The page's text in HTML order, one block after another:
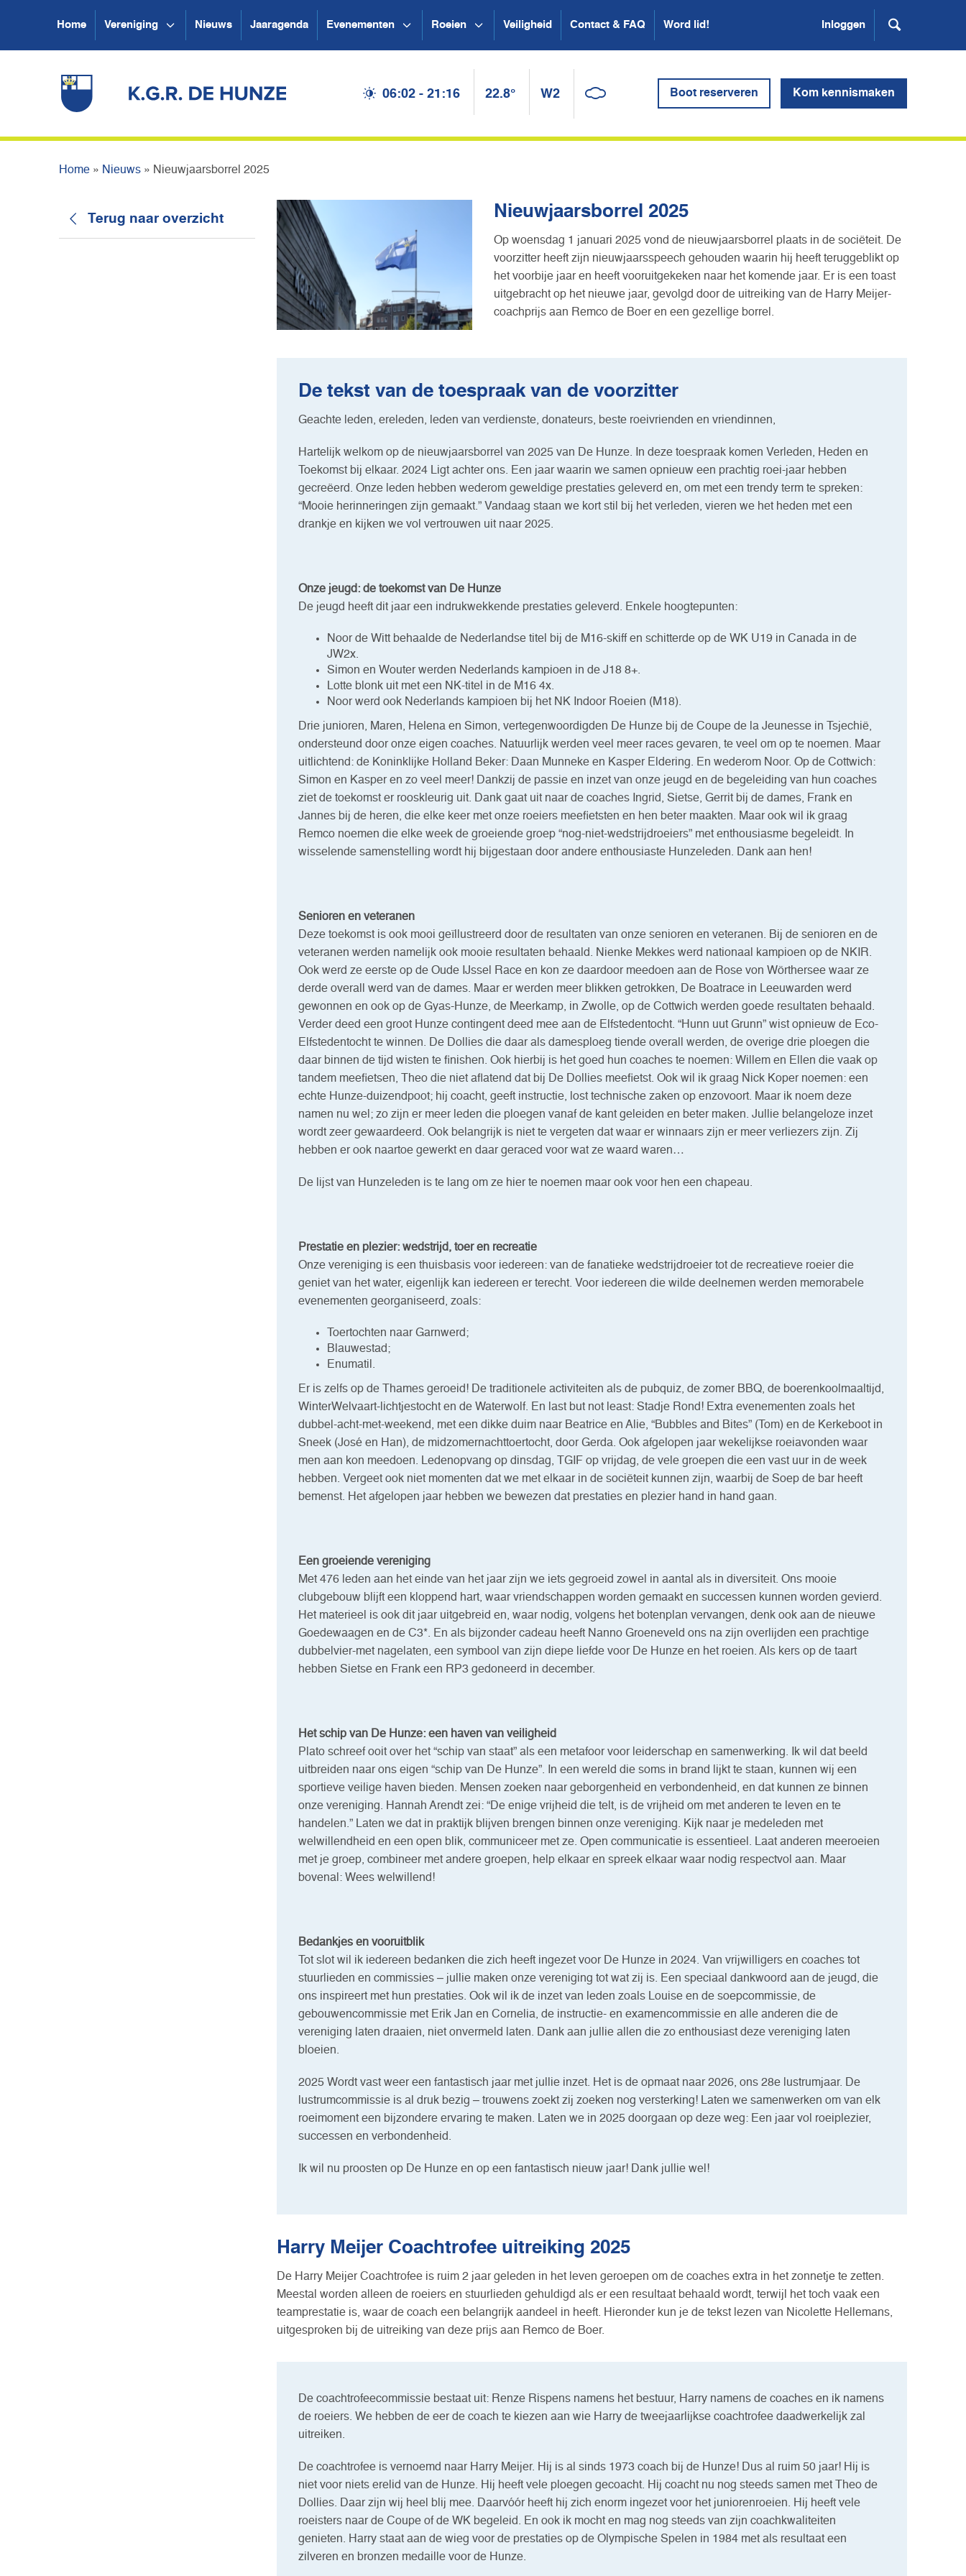
Home Vereniging Nieuws Jaaragenda Evenementen Roeien Veiligheid Contact & FAQ Word lid! Inloggen
06:02 - 21:16 22.8° W2 Boot reserveren Kom kennismaken
Home » Nieuws » Nieuwjaarsborrel 2025
Terug naar overzicht Nieuwjaarsborrel 2025
Op woensdag 1 januari 2025 vond de nieuwjaarsborrel plaats in de sociëteit. De
voorzitter heeft zijn nieuwjaarsspeech gehouden waarin hij heeft teruggeblikt op
het voorbije jaar en heeft vooruitgekeken naar het komende jaar. Er is een toast
uitgebracht op het nieuwe jaar, gevolgd door de uitreiking van de Harry Meijer-
coachprijs aan Remco de Boer en een gezellige borrel.
De tekst van de toespraak van de voorzitter
Geachte leden, ereleden, leden van verdienste, donateurs, beste roeivrienden en vriendinnen,
Hartelijk welkom op de nieuwjaarsborrel van 2025 van De Hunze. In deze toespraak komen Verleden, Heden en
Toekomst bij elkaar. 2024 Ligt achter ons. Een jaar waarin we samen opnieuw een prachtig roei-jaar hebben
gecreëerd. Onze leden hebben wederom geweldige prestaties geleverd en, om met een trendy term te spreken:
“Mooie herinneringen zijn gemaakt.” Vandaag staan we kort stil bij het verleden, vieren we het heden met een
drankje en kijken we vol vertrouwen uit naar 2025.
Onze jeugd: de toekomst van De Hunze
De jeugd heeft dit jaar een indrukwekkende prestaties geleverd. Enkele hoogtepunten:
Noor de Witt behaalde de Nederlandse titel bij de M16-skiff en schitterde op de WK U19 in Canada in de
JW2x.
Simon en Wouter werden Nederlands kampioen in de J18 8+.
Lotte blonk uit met een NK-titel in de M16 4x.
Noor werd ook Nederlands kampioen bij het NK Indoor Roeien (M18).
Drie junioren, Maren, Helena en Simon, vertegenwoordigden De Hunze bij de Coupe de la Jeunesse in Tsjechië,
ondersteund door onze eigen coaches. Natuurlijk werden veel meer races gevaren, te veel om op te noemen. Maar
uitlichtend: de Koninklijke Holland Beker: Daan Munneke en Kasper Eldering. En wederom Noor. Op de Cottwich:
Simon en Kasper en zo veel meer! Dankzij de passie en inzet van onze jeugd en de begeleiding van hun coaches
ziet de toekomst er rooskleurig uit. Dank gaat uit naar de coaches Ingrid, Sietse, Gerrit bij de dames, Frank en
Jannes bij de heren, die elke keer met onze roeiers meefietsten en hen beter maakten. Maar ook wil ik graag
Remco noemen die elke week de groeiende groep “nog-niet-wedstrijdroeiers” met enthousiasme begeleidt. In
wisselende samenstelling wordt hij bijgestaan door andere enthousiaste Hunzeleden. Dank aan hen!
Senioren en veteranen
Deze toekomst is ook mooi geïllustreerd door de resultaten van onze senioren en veteranen. Bij de senioren en de
veteranen werden namelijk ook mooie resultaten behaald. Nienke Mekkes werd nationaal kampioen op de NKIR.
Ook werd ze eerste op de Oude IJssel Race en kon ze daardoor meedoen aan de Rose von Wörthersee waar ze
derde overall werd van de dames. Maar er werden meer blikken getrokken, De Boatrace in Leeuwarden werd
gewonnen en ook op de Gyas-Hunze, de Meerkamp, in Zwolle, op de Cottwich werden goede resultaten behaald.
Verder deed een groot Hunze contingent deed mee aan de Elfstedentocht. “Hunn uut Grunn” wist opnieuw de Eco-
Elfstedentocht te winnen. De Dollies die daar als damesploeg tiende overall werden, de overige drie ploegen die
daar binnen de tijd wisten te finishen. Ook hierbij is het goed hun coaches te noemen: Willem en Ellen die vaak op
tandem meefietsen, Theo die niet aflatend dat bij De Dollies meefietst. Ook wil ik graag Nick Koper noemen: een
echte Hunze-duizendpoot; hij coacht, geeft instructie, lost technische zaken op enzovoort. Maar ik noem deze
namen nu wel; zo zijn er meer leden die ploegen vanaf de kant geleiden en beter maken. Jullie belangeloze inzet
wordt zeer gewaardeerd. Ook belangrijk is niet te vergeten dat waar er winnaars zijn er meer verliezers zijn. Zij
hebben er ook naartoe gewerkt en daar geraced voor wat ze waard waren…
De lijst van Hunzeleden is te lang om ze hier te noemen maar ook voor hen een chapeau.
Prestatie en plezier: wedstrijd, toer en recreatie
Onze vereniging is een thuisbasis voor iedereen: van de fanatieke wedstrijdroeier tot de recreatieve roeier die
geniet van het water, eigenlijk kan iedereen er terecht. Voor iedereen die wilde deelnemen werden memorabele
evenementen georganiseerd, zoals:
Toertochten naar Garnwerd;
Blauwestad;
Enumatil.
Er is zelfs op de Thames geroeid! De traditionele activiteiten als de pubquiz, de zomer BBQ, de boerenkoolmaaltijd,
WinterWelvaart-lichtjestocht en de Waterwolf. En last but not least: Stadje Rond! Extra evenementen zoals het
dubbel-acht-met-weekend, met een dikke duim naar Beatrice en Alie, “Bubbles and Bites” (Tom) en de Kerkeboot in
Sneek (José en Han), de midzomernachttoertocht, door Gerda. Ook afgelopen jaar wekelijkse roeiavonden waar
men aan kon meedoen. Ledenopvang op dinsdag, TGIF op vrijdag, de vele groepen die een vast uur in de week
hebben. Vergeet ook niet momenten dat we met elkaar in de sociëteit kunnen zijn, waarbij de Soep de bar heeft
bemenst. Het afgelopen jaar hebben we bewezen dat prestaties en plezier hand in hand gaan.
Een groeiende vereniging
Met 476 leden aan het einde van het jaar zijn we iets gegroeid zowel in aantal als in diversiteit. Ons mooie
clubgebouw blijft een kloppend hart, waar vriendschappen worden gemaakt en successen kunnen worden gevierd.
Het materieel is ook dit jaar uitgebreid en, waar nodig, volgens het botenplan vervangen, denk ook aan de nieuwe
Goedewaagen en de C3*. En als bijzonder cadeau heeft Nanno Groeneveld ons na zijn overlijden een prachtige
dubbelvier-met nagelaten, een symbool van zijn diepe liefde voor De Hunze en het roeien. Als kers op de taart
hebben Sietse en Frank een RP3 gedoneerd in december.
Het schip van De Hunze: een haven van veiligheid
Plato schreef ooit over het “schip van staat” als een metafoor voor leiderschap en samenwerking. Ik wil dat beeld
uitbreiden naar ons eigen “schip van De Hunze”. In een wereld die soms in brand lijkt te staan, kunnen wij een
sportieve veilige haven bieden. Mensen zoeken naar geborgenheid en verbondenheid, en dat kunnen ze binnen
onze vereniging. Hannah Arendt zei: “De enige vrijheid die telt, is de vrijheid om met anderen te leven en te
handelen.” Laten we dat in praktijk blijven brengen binnen onze vereniging. Kijk naar je medeleden met
welwillendheid en een open blik, communiceer met ze. Open communicatie is essentieel. Laat anderen meeroeien
met je groep, combineer met andere groepen, help elkaar en spreek elkaar waar nodig respectvol aan. Maar
bovenal: Wees welwillend!
Bedankjes en vooruitblik
Tot slot wil ik iedereen bedanken die zich heeft ingezet voor De Hunze in 2024. Van vrijwilligers en coaches tot
stuurlieden en commissies – jullie maken onze vereniging tot wat zij is. Een speciaal dankwoord aan de jeugd, die
ons inspireert met hun prestaties. Ook wil ik de inzet van leden zoals Louise en de soepcommissie, de
gebouwencommissie met Erik Jan en Cornelia, de instructie- en examencommissie en alle anderen die de
vereniging laten draaien, niet onvermeld laten. Dank aan jullie allen die zo enthousiast deze vereniging laten
bloeien.
2025 Wordt vast weer een fantastisch jaar met jullie inzet. Het is de opmaat naar 2026, ons 28e lustrumjaar. De
lustrumcommissie is al druk bezig – trouwens zoekt zij zoeken nog versterking! Laten we samenwerken om van elk
roeimoment een bijzondere ervaring te maken. Laten we in 2025 doorgaan op deze weg: Een jaar vol roeiplezier,
successen en verbondenheid.
Ik wil nu proosten op De Hunze en op een fantastisch nieuw jaar! Dank jullie wel!
Harry Meijer Coachtrofee uitreiking 2025
De Harry Meijer Coachtrofee is ruim 2 jaar geleden in het leven geroepen om de coaches extra in het zonnetje te zetten.
Meestal worden alleen de roeiers en stuurlieden gehuldigd als er een resultaat behaald wordt, terwijl het toch vaak een
teamprestatie is, waar de coach een belangrijk aandeel in heeft. Hieronder kun je de tekst lezen van Nicolette Hellemans,
uitgesproken bij de uitreiking van deze prijs aan Remco de Boer.
De coachtrofeecommissie bestaat uit: Renze Rispens namens het bestuur, Harry namens de coaches en ik namens
de roeiers. We hebben de eer de coach te kiezen aan wie Harry de tweejaarlijkse coachtrofee daadwerkelijk zal
uitreiken.
De coachtrofee is vernoemd naar Harry Meijer. Hij is al sinds 1973 coach bij de Hunze! Dus al ruim 50 jaar! Hij is
niet voor niets erelid van de Hunze. Hij heeft vele ploegen gecoacht. Hij coacht nu nog steeds samen met Theo de
Dollies. Daar zijn wij heel blij mee. Daarvóór heeft hij zich enorm ingezet voor het juniorenroeien. Hij heeft vele
roeisters naar de Coupe of de WK begeleid. En ook ik mocht en mag nog steeds van zijn coachkwaliteiten
genieten. Harry staat aan de wieg voor de prestaties op de Olympische Spelen in 1984 met als resultaat een
zilveren en bronzen medaille voor de Hunze.